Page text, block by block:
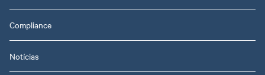
Compliance
Notícias